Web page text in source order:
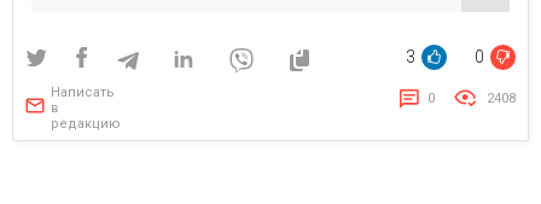
3 0
Написать
в
редакцию
0 2408